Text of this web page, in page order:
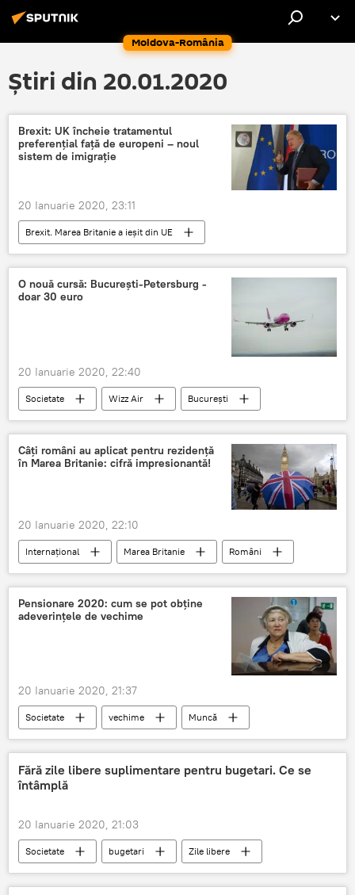
Moldova-România
Știri din 20.01.2020
Brexit: UK încheie tratamentul
preferenţial faţă de europeni – noul
sistem de imigraţie
20 Ianuarie 2020, 23:11
Brexit. Marea Britanie a ieșit din UE
Internaţional
Marea Britanie Brexit
O nouă cursă: Bucureşti-Petersburg -
doar 30 euro
20 Ianuarie 2020, 22:40
Societate Wizz Air
București
Sankt Petersburg
Câți români au aplicat pentru rezidență
în Marea Britanie: cifră impresionantă!
20 Ianuarie 2020, 22:10
Internaţional Marea Britanie Români
Pensionare 2020: cum se pot obține
adeverințele de vechime
20 Ianuarie 2020, 21:37
Societate vechime
Muncă
Vârsta de pensionare
Fără zile libere suplimentare pentru bugetari. Ce se
întâmplă
20 Ianuarie 2020, 21:03
Societate bugetari Zile libere